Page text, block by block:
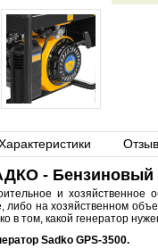
- Бензиновый
и хозяйственное
либо на хозяйственном
в том, какой генератор
Sadko GPS-3500.